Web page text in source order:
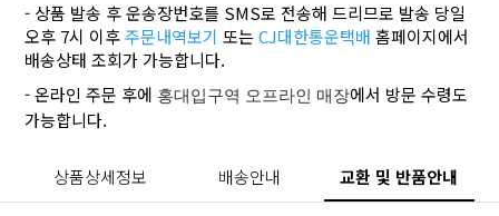
- 상품 발송 후 운송장번호를 SMS로 전송해 드리므로 발송 당일
오후 7시 이후주문내역보기 또는CJ대한통운택배 홈페이지에서
배송상태 조회가 가능합니다.
- 온라인 주문 후에 홍대입구역 오프라인 매장에서 방문 수령도
가능합니다.
상품상세정보 배송안내 교환 및 반품안내